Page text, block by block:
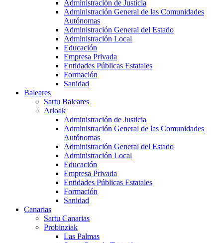
Administración de Justicia
Administración General de las Comunidades
Autónomas
Administración General del Estado
Administración Local
Educación
Empresa Privada
Entidades Públicas Estatales
Formación
Sanidad
Baleares
Sartu Baleares
Arloak
Administración de Justicia
Administración General de las Comunidades
Autónomas
Administración General del Estado
Administración Local
Educación
Empresa Privada
Entidades Públicas Estatales
Formación
Sanidad
Canarias
Sartu Canarias
Probinziak
Las Palmas